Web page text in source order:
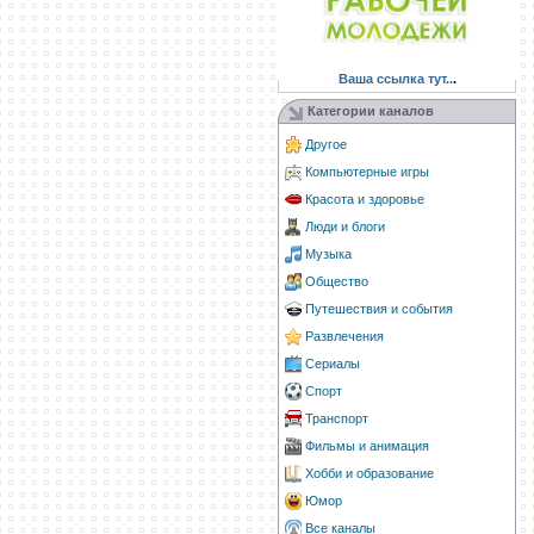
Ваша ссылка тут...
Категории каналов
Другое
Компьютерные игры
Красота и здоровье
Люди и блоги
Музыка
Общество
Путешествия и события
Развлечения
Сериалы
Спорт
Транспорт
Фильмы и анимация
Хобби и образование
Юмор
Все каналы